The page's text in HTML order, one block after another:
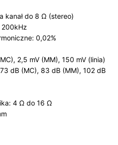
kanał do 8 Ω (stereo)
200kHz
0,02%
2,5 mV (MM), 150 mV (linia)
dB (MC), 83 dB (MM), 102 dB
4 Ω do 16 Ω